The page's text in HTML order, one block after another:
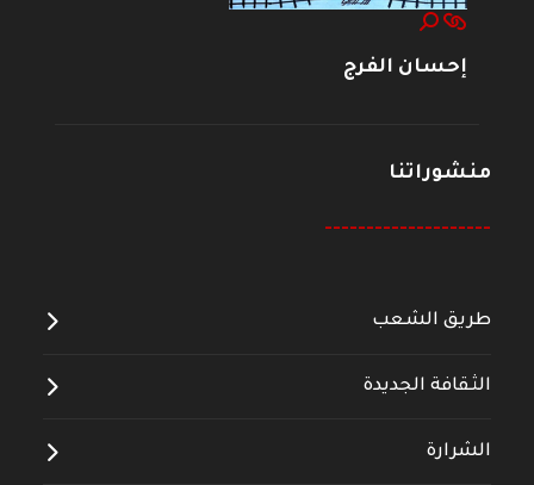
إحسان الفرج
منشوراتنا
--------------------
طريق الشعب
الثقافة الجديدة
الشرارة